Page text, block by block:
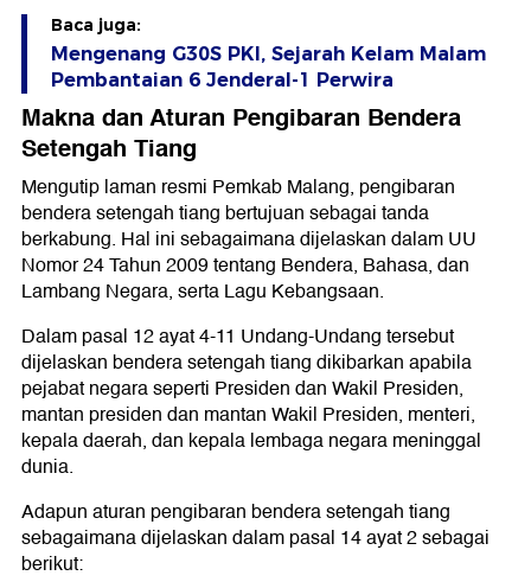
Baca juga:
Mengenang G30S PKI, Sejarah Kelam Malam
Pembantaian 6 Jenderal-1 Perwira
Makna dan Aturan Pengibaran Bendera
Setengah Tiang
Mengutip laman resmi Pemkab Malang, pengibaran
bendera setengah tiang bertujuan sebagai tanda
berkabung. Hal ini sebagaimana dijelaskan dalam UU
Nomor 24 Tahun 2009 tentang Bendera, Bahasa, dan
Lambang Negara, serta Lagu Kebangsaan.
Dalam pasal 12 ayat 4-11 Undang-Undang tersebut
dijelaskan bendera setengah tiang dikibarkan apabila
pejabat negara seperti Presiden dan Wakil Presiden,
mantan presiden dan mantan Wakil Presiden, menteri,
kepala daerah, dan kepala lembaga negara meninggal
dunia.
Adapun aturan pengibaran bendera setengah tiang
sebagaimana dijelaskan dalam pasal 14 ayat 2 sebagai
berikut: